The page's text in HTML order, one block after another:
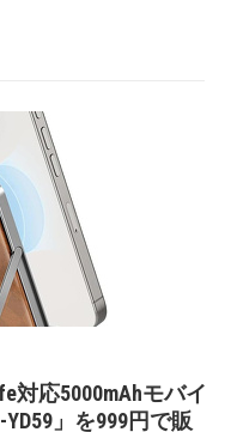
対応5000mAhモバイ
YD59」を999円で販